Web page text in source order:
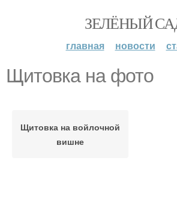
ЗЕЛЁНЫЙ
главная новости
Щитовка на фото
Щитовка на войлочной
вишне